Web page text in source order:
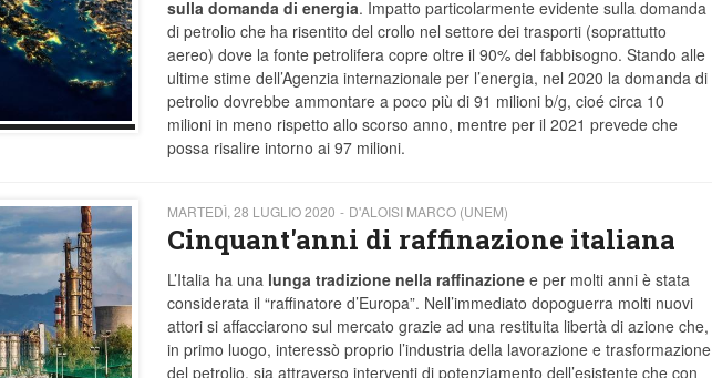
sulla domanda di energia. Impatto particolarmente evidente sulla domanda
di petrolio che ha risentito del crollo nel settore dei trasporti (soprattutto
aereo) dove la fonte petrolifera copre oltre il 90% del fabbisogno. Stando alle
ultime stime dell’Agenzia internazionale per l’energia, nel 2020 la domanda di
petrolio dovrebbe ammontare a poco più di 91 milioni b/g, cioé circa 10
milioni in meno rispetto allo scorso anno, mentre per il 2021 prevede che
possa risalire intorno ai 97 milioni.
MARTEDÌ, 28 LUGLIO 2020 D'ALOISI MARCO (UNEM)
Cinquant'anni di raffinazione italiana
L’Italia ha una lunga tradizione nella raffinazionee per molti anni è stata
considerata il “raffinatore d’Europa”. Nell’immediato dopoguerra molti nuovi
attori si affacciarono sul mercato grazie ad una restituita libertà di azione che,
in primo luogo, interessò proprio l’industria della lavorazione e trasformazione
del petrolio, sia attraverso interventi di potenziamento dell’esistente che con